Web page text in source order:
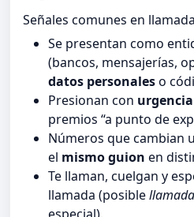
Señales comunes en
Se presentan como
(bancos, mensajerías,
datos personaleso
Presionan con urgencia
premios “a punto de
Números que cambian
el mismo guion en
Te llaman, cuelgan y
llamada (posible